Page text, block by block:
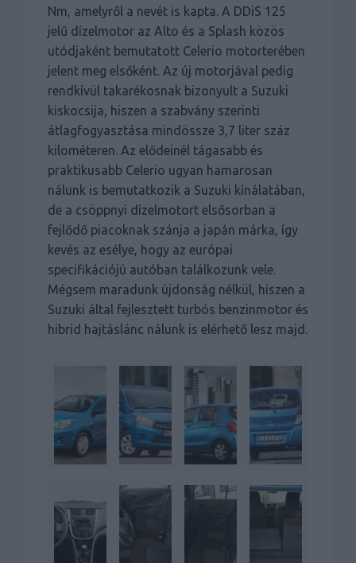
Nm, amelyről a nevét is kapta. A DDiS 125
jelű dízelmotor az Alto és a Splash közös
utódjaként bemutatott Celerio motorterében
jelent meg elsőként. Az új motorjával pedig
rendkívül takarékosnak bizonyult a Suzuki
kiskocsija, hiszen a szabvány szerinti
átlagfogyasztása mindössze 3,7 liter száz
kilométeren. Az elődeinél tágasabb és
praktikusabb Celerio ugyan hamarosan
nálunk is bemutatkozik a Suzuki kínálatában,
de a csöppnyi dízelmotort elsősorban a
fejlődő piacoknak szánja a japán márka, így
kevés az esélye, hogy az európai
specifikációjú autóban találkozunk vele.
Mégsem maradunk újdonság nélkül, hiszen a
Suzuki által fejlesztett turbós benzinmotor és
hibrid hajtáslánc nálunk is elérhető lesz majd.